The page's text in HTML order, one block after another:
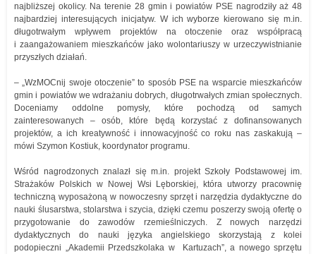
najbliższej okolicy. Na terenie 28 gmin i powiatów PSE nagrodziły aż 48
najbardziej interesujących inicjatyw. W ich wyborze kierowano się m.in.
długotrwałym wpływem projektów na otoczenie oraz współpracą
i zaangażowaniem mieszkańców jako wolontariuszy w urzeczywistnianie
przyszłych działań.
– „WzMOCnij swoje otoczenie” to sposób PSE na wsparcie mieszkańców
gmin i powiatów we wdrażaniu dobrych, długotrwałych zmian społecznych.
Doceniamy oddolne pomysły, które pochodzą od samych
zainteresowanych – osób, które będą korzystać z dofinansowanych
projektów, a ich kreatywność i innowacyjność co roku nas zaskakują –
mówi Szymon Kostiuk, koordynator programu.
Wśród nagrodzonych znalazł się m.in. projekt Szkoły Podstawowej im.
Strażaków Polskich w Nowej Wsi Lęborskiej, która utworzy pracownię
techniczną wyposażoną w nowoczesny sprzęt i narzędzia dydaktyczne do
nauki ślusarstwa, stolarstwa i szycia, dzięki czemu poszerzy swoją ofertę o
przygotowanie do zawodów rzemieślniczych. Z nowych narzędzi
dydaktycznych do nauki języka angielskiego skorzystają z kolei
podopieczni „Akademii Przedszkolaka w Kartuzach”, a nowego sprzętu